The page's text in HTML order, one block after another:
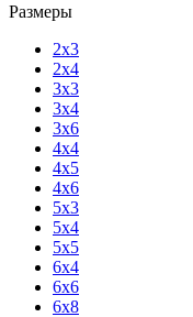
Размеры
2x3
2x4
3x3
3x4
3x6
4x4
4x5
4x6
5x3
5x4
5x5
6x4
6x6
6x8